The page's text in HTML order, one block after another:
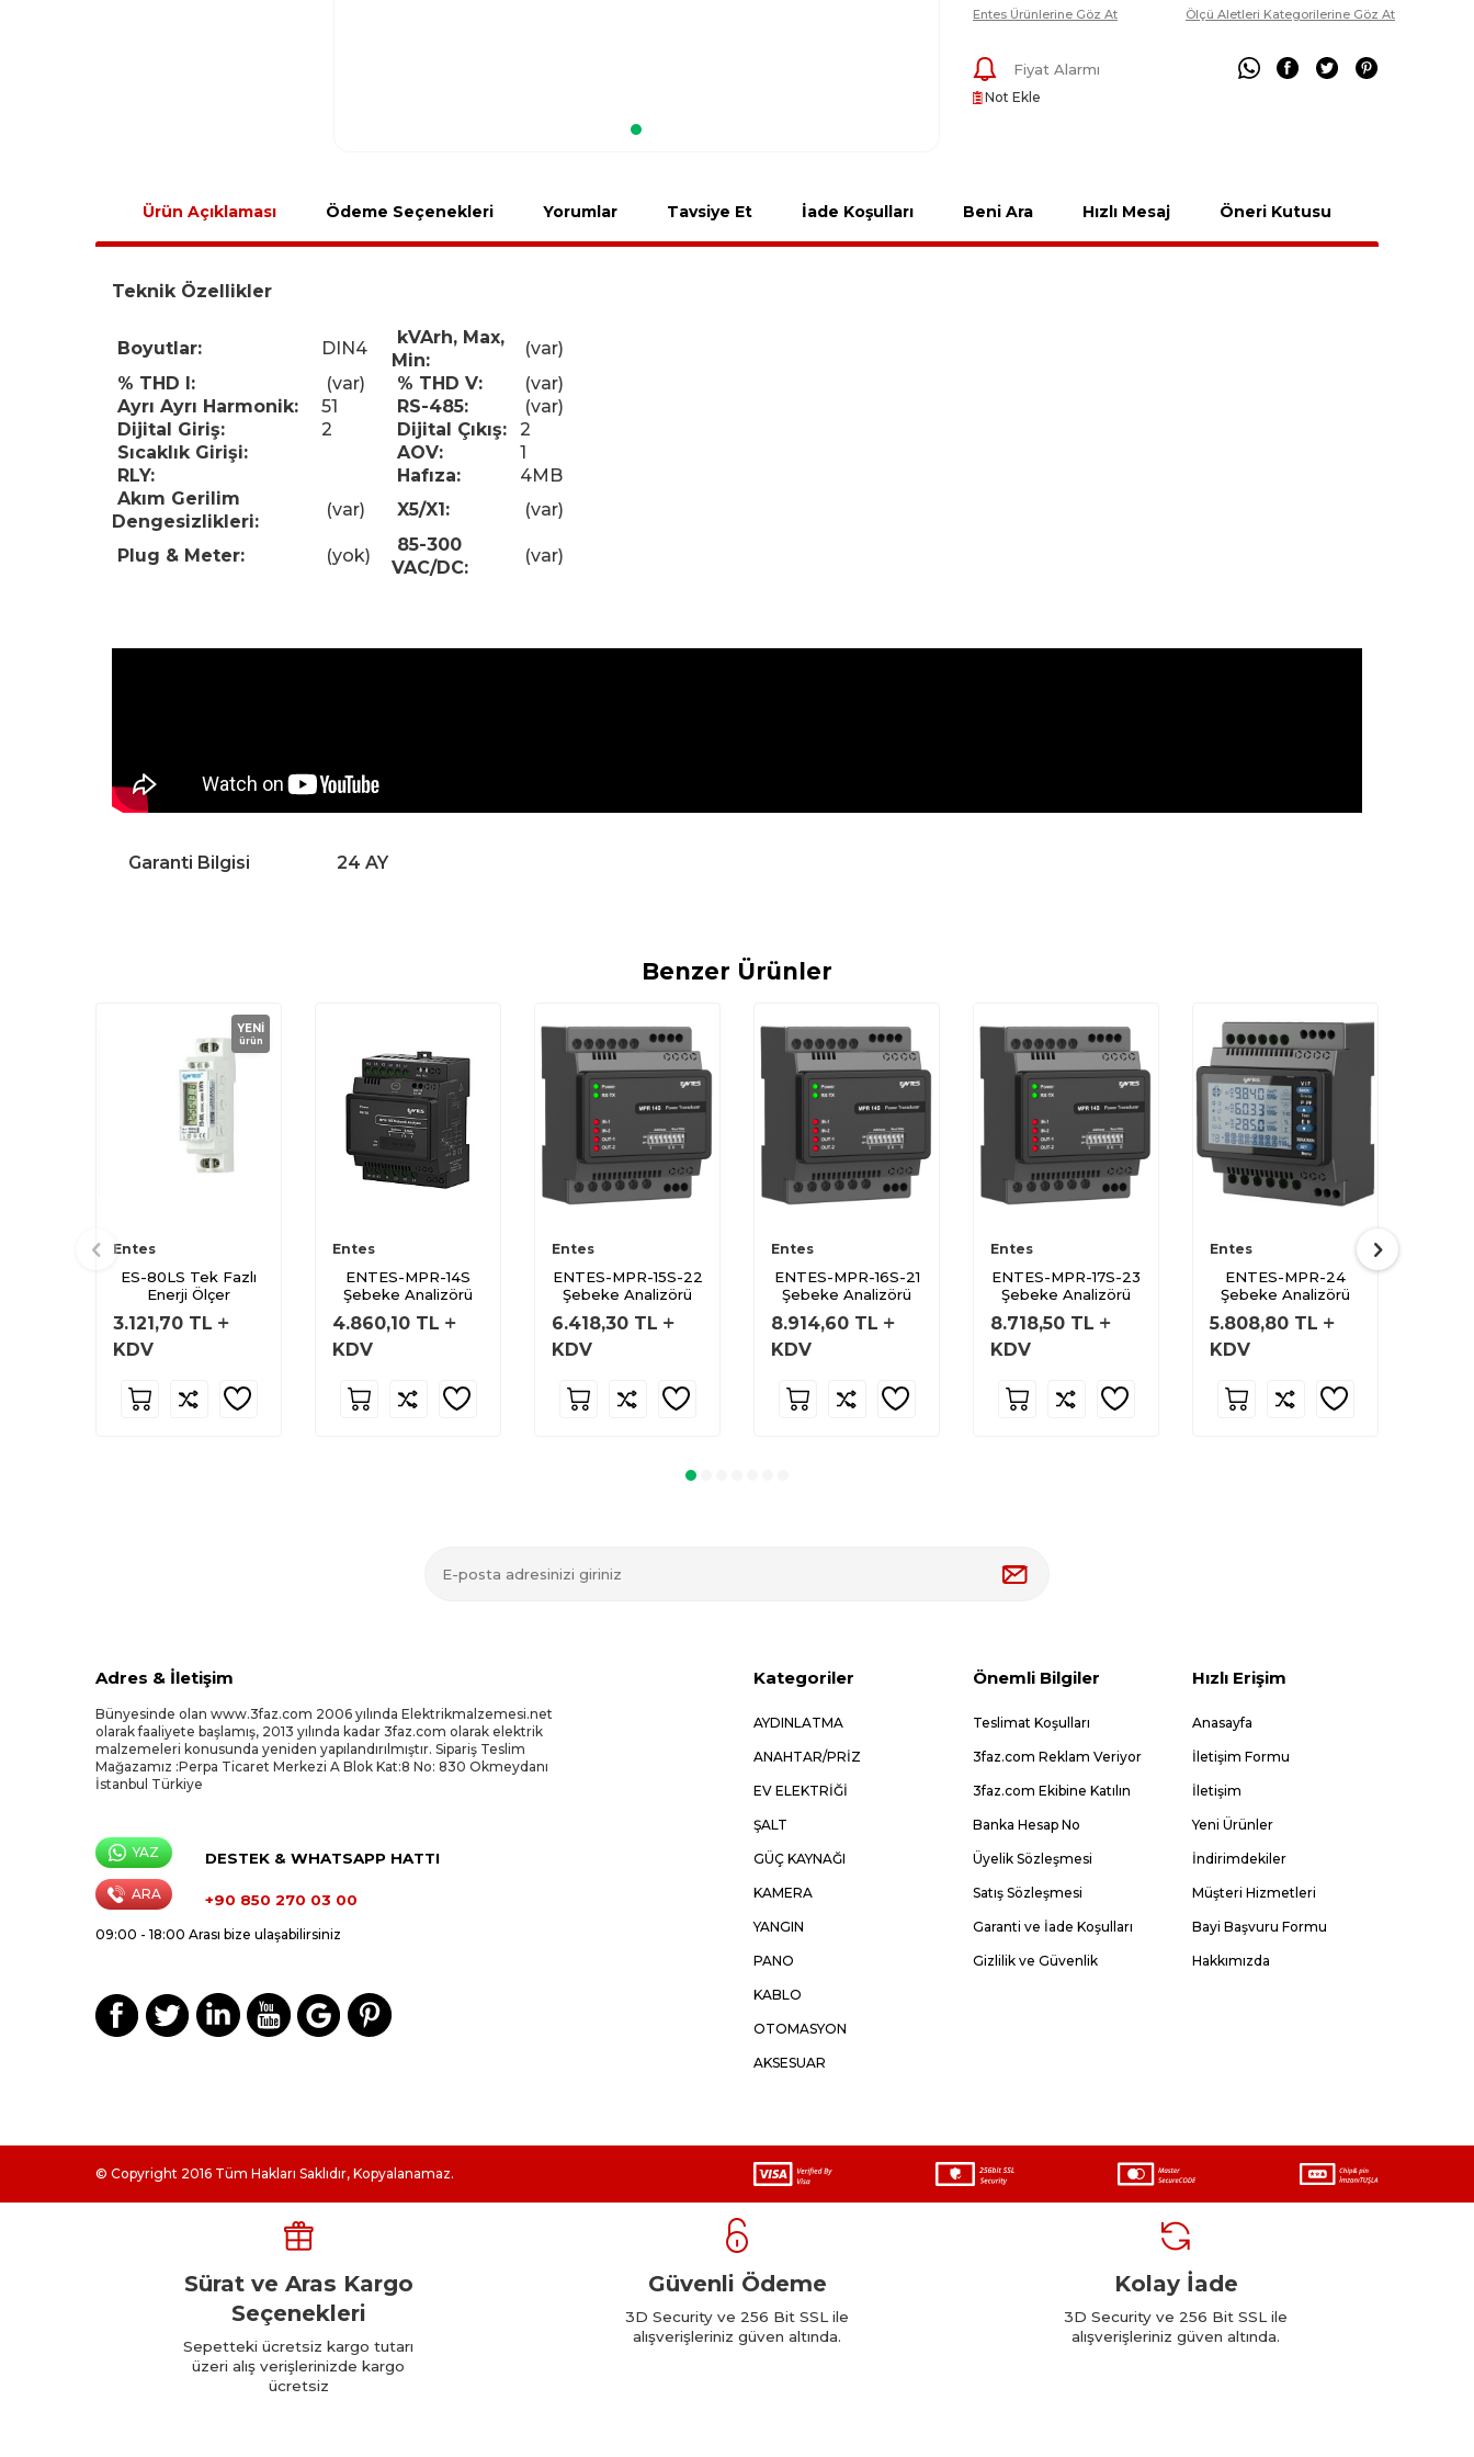
Entes Ürünlerine Göz At Ölçü Aletleri Kategorilerine Göz At
Fiyat Alarmı
Not Ekle
Ürün Açıklaması Ödeme Seçenekleri Yorumlar Tavsiye Et İade Koşulları Beni Ara Hızlı Mesaj Öneri Kutusu
Teknik Özellikler
Boyutlar: DIN4
kVArh, Max,
Min:
(var)
% THD I:
(var) % THD V:
(var)
Ayrı Ayrı Harmonik:
51 RS-485:
(var)
Dijital Giriş:
2 Dijital Çıkış:
2
Sıcaklık Girişi:
AOV:
1
RLY:
Hafıza:
4MB
Akım Gerilim
Dengesizlikleri:
(var) X5/X1: (var)
Plug & Meter: (yok)
85-300
VAC/DC:
(var)
Garanti Bilgisi 24 AY
Benzer Ürünler
YENI
ürün
Entes
ES-80LS Tek Fazlı
Enerji Ölçer
3.121,70 TL
KDV
Entes
ENTES-MPR-14S
Şebeke Analizörü
4.860,10 TL
KDV
Entes
ENTES-MPR-15S-22
Şebeke Analizörü
6.418,30 TL
KDV
Entes
ENTES-MPR-16S-21
Şebeke Analizörü
8.914,60 TL
KDV
Entes
ENTES-MPR-17S-23
Şebeke Analizörü
8.718,50 TL
KDV
Entes
ENTES-MPR-24
Şebeke Analizörü
5.808,80 TL
KDV
Adres & İletişim
Bünyesinde olan www.3faz.com 2006 yılında Elektrikmalzemesi.net
olarak faaliyete başlamış, 2013 yılında kadar 3faz.com olarak elektrik
malzemeleri konusunda yeniden yapılandırılmıştır. Sipariş Teslim
Mağazamız :Perpa Ticaret Merkezi A Blok Kat:8 No: 830 Okmeydanı
İstanbul Türkiye
YAZ DESTEK & WHATSAPP HATTI
ARA +90 850 270 03 00
09:00 - 18:00 Arası bize ulaşabilirsiniz
Kategoriler
AYDINLATMA
ANAHTAR/PRİZ
EV ELEKTRİĞİ
ŞALT
GÜÇ KAYNAĞI
KAMERA
YANGIN
PANO
KABLO
OTOMASYON
AKSESUAR
Önemli Bilgiler
Teslimat Koşulları
3faz.com Reklam Veriyor
3faz.com Ekibine Katılın
Banka Hesap No
Üyelik Sözleşmesi
Satış Sözleşmesi
Garanti ve İade Koşulları
Gizlilik ve Güvenlik
Hızlı Erişim
Anasayfa
İletişim Formu
İletişim
Yeni Ürünler
İndirimdekiler
Müşteri Hizmetleri
Bayi Başvuru Formu
Hakkımızda
© Copyright 2016 Tüm Hakları Saklıdır, Kopyalanamaz.
Sürat ve Aras Kargo
Seçenekleri
Sepetteki ücretsiz kargo tutarı
üzeri alış verişlerinizde kargo
ücretsiz
Güvenli Ödeme
3D Security ve 256 Bit SSL ile
alışverişleriniz güven altında.
Kolay İade
3D Security ve 256 Bit SSL ile
alışverişleriniz güven altında.